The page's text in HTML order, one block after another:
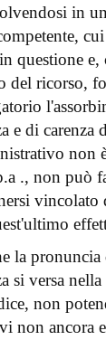
in
questione
del ricorso,
e di
non
., non può
vincolato
la
si versa
non
non ancora